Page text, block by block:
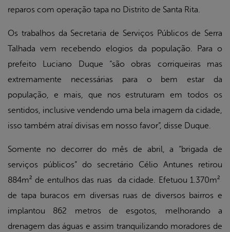
reparos com operação tapa no Distrito de Santa Rita.
Os trabalhos da Secretaria de Serviços Públicos de Serra
Talhada vem recebendo elogios da população. Para o
prefeito Luciano Duque “são obras corriqueiras mas
extremamente necessárias para o bem estar da
população, e mais, que nos estruturam em todos os
sentidos, inclusive vendendo uma bela imagem da cidade,
isso também atraí divisas em nosso favor”, disse Duque.
Somente no decorrer do mês de abril, a “brigada de
serviços públicos” do secretário Célio Antunes retirou
884m² de entulhos das ruas da cidade. Efetuou 1.370m²
de tapa buracos em diversas ruas de diversos bairros e
implantou 862 metros de esgotos, melhorando a
drenagem das águas e assim tranquilizando moradores de